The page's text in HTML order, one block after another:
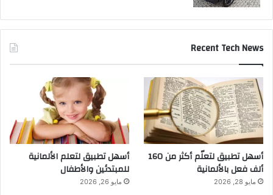
Recent Tech News
أسهل تطبيق لتعلّم أكثر من 160
ألف فعل بالألمانية
مايو 28, 2026
أسهل تطبيق لتعلم الألمانية
للمبتدئين والأطفال
مايو 26, 2026